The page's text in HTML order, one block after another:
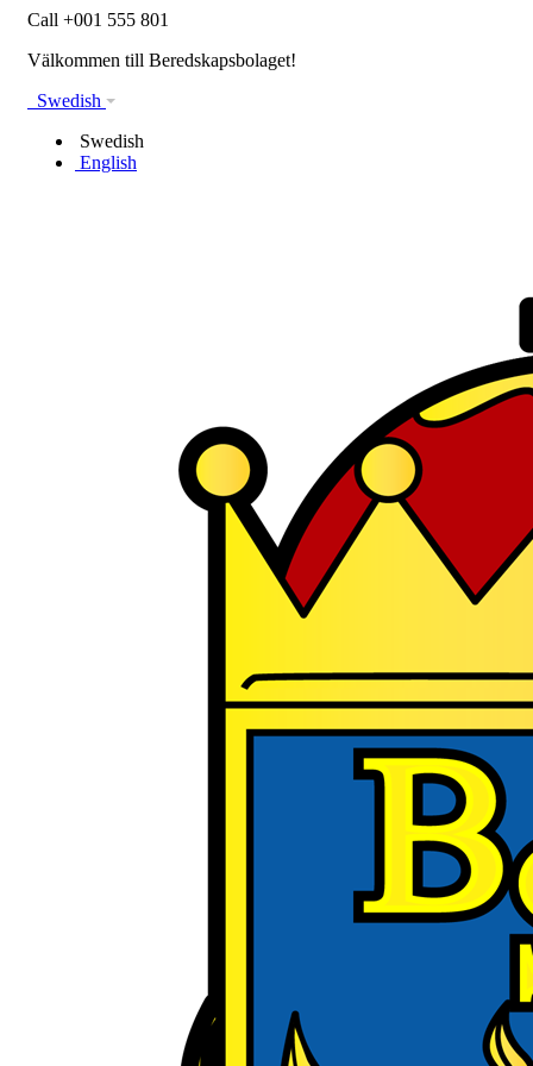
Call +001 555 801
Välkommen till Beredskapsbolaget!
Swedish
Swedish
English